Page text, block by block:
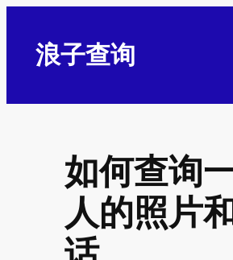
浪子查询
如何查询
人的照片